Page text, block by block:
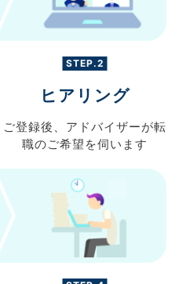
STEP.2
ヒアリング
ご登録後、 アドバイザーが転
職のご希望を伺います